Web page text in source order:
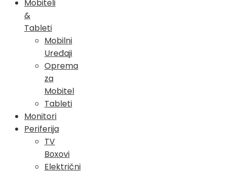
Mobiteli
&
Tableti
Mobilni
Uređaji
Oprema
za
Mobitel
Tableti
Monitori
Periferija
TV
Boxovi
Električni